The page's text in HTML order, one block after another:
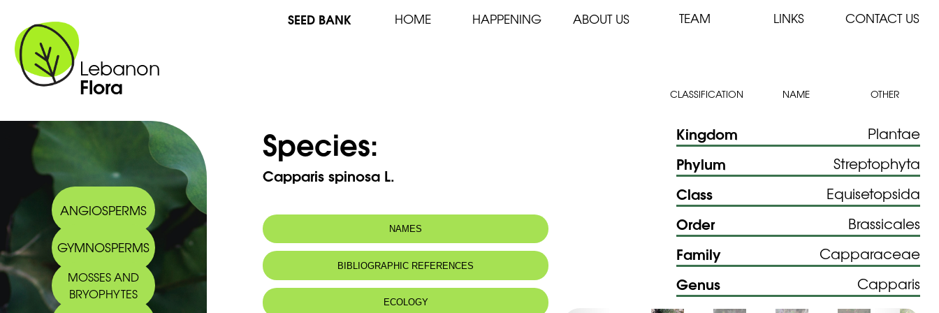
Lebanon
Flora
SEED BANK HOME HAPPENING ABOUT US TEAM LINKS CONTACT US
CLASSIFICATION NAME OTHER
ANGIOSPERMS
GYMNOSPERMS
MOSSES AND
BRYOPHYTES
Species:
Capparis spinosa L.
NAMES
Capparis spinosa var. canescens Coss.
Common name: Câprier épineux - Spiny caper- common
caper
BIBLIOGRAPHIC REFERENCES
ECOLOGY
Kingdom Plantae
Phylum Streptophyta
Class Equisetopsida
Order Brassicales
Family Capparaceae
Genus Capparis